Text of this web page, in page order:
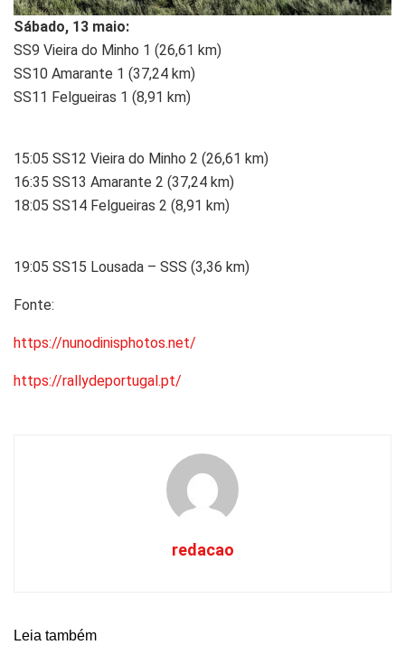
Sábado, 13 maio:
SS9 Vieira do Minho 1 (26,61 km)
SS10 Amarante 1 (37,24 km)
SS11 Felgueiras 1 (8,91 km)
15:05 SS12 Vieira do Minho 2 (26,61 km)
16:35 SS13 Amarante 2 (37,24 km)
18:05 SS14 Felgueiras 2 (8,91 km)
19:05 SS15 Lousada – SSS (3,36 km)
Fonte:
https://nunodinisphotos.net/
https://rallydeportugal.pt/
redacao
Leia também